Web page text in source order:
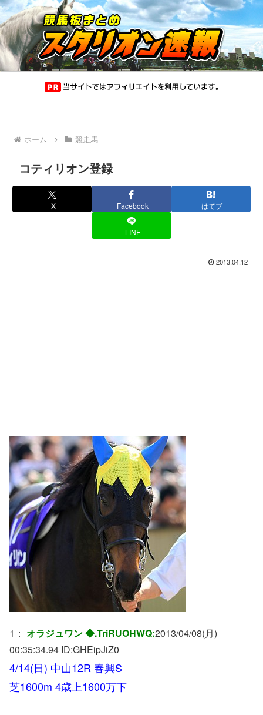
ホーム 競走馬
コティリオン登録
X Facebook はてブ
LINE
2013.04.12
1： オラジュワン ◆.TriRUOHWQ:2013/04/08(月)
00:35:34.94 ID:GHEipJiZ0
4/14(日) 中山12R 春興S
芝1600m 4歳上1600万下